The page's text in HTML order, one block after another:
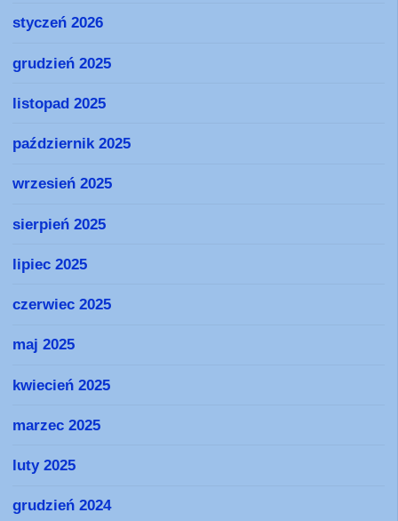
styczeń 2026
grudzień 2025
listopad 2025
październik 2025
wrzesień 2025
sierpień 2025
lipiec 2025
czerwiec 2025
maj 2025
kwiecień 2025
marzec 2025
luty 2025
grudzień 2024